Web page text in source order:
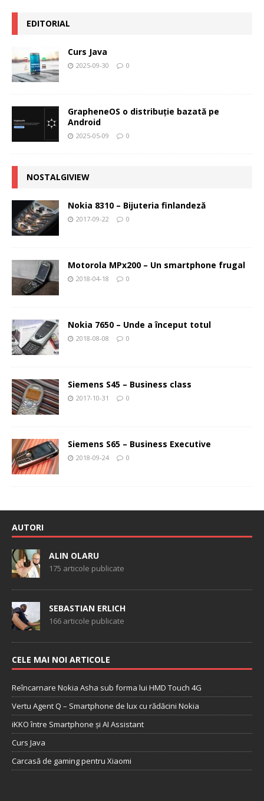
EDITORIAL
Curs Java
2025-09-30 0
GrapheneOS o distribuție bazată pe
Android
2025-05-09 0
NOSTALGIVIEW
Nokia 8310 – Bijuteria finlandeză
2017-09-22 0
Motorola MPx200 – Un smartphone frugal
2018-04-18 0
Nokia 7650 – Unde a început totul
2018-08-08 0
Siemens S45 – Business class
2017-10-31 0
Siemens S65 – Business Executive
2018-09-24 0
AUTORI
ALIN OLARU
175 articole publicate
SEBASTIAN ERLICH
166 articole publicate
CELE MAI NOI ARTICOLE
Reîncarnare Nokia Asha sub forma lui HMD Touch 4G
Vertu Agent Q – Smartphone de lux cu rădăcini Nokia
iKKO între Smartphone și AI Assistant
Curs Java
Carcasă de gaming pentru Xiaomi